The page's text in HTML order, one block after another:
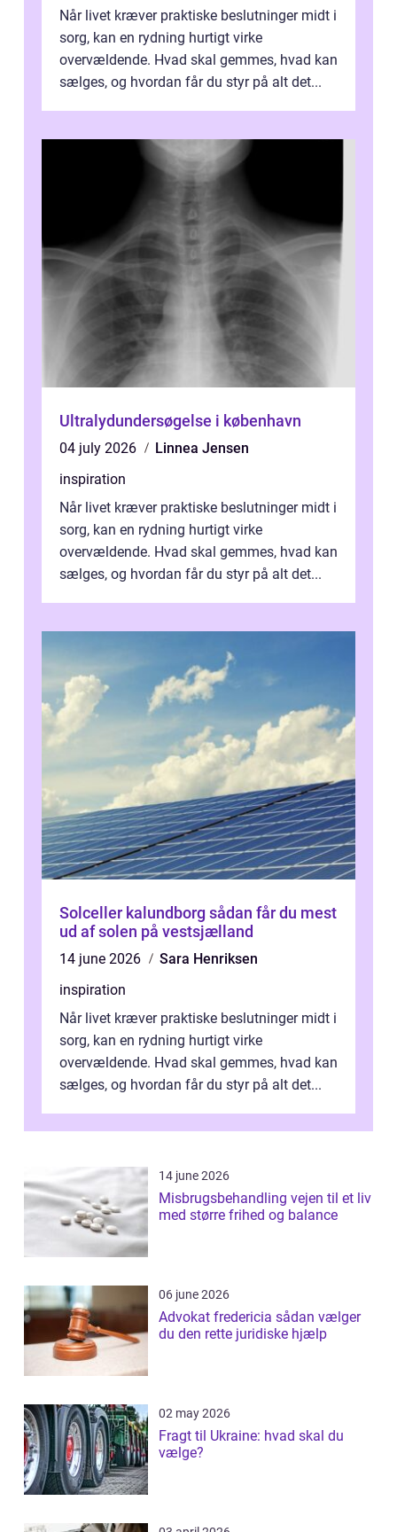
Når livet kræver praktiske beslutninger midt i
sorg, kan en rydning hurtigt virke
overvældende. Hvad skal gemmes, hvad kan
sælges, og hvordan får du styr på alt det...
Ultralydundersøgelse i københavn
04 july 2026
Linnea Jensen
inspiration
Når livet kræver praktiske beslutninger midt i
sorg, kan en rydning hurtigt virke
overvældende. Hvad skal gemmes, hvad kan
sælges, og hvordan får du styr på alt det...
Solceller kalundborg sådan får du mest
ud af solen på vestsjælland
14 june 2026
Sara Henriksen
inspiration
Når livet kræver praktiske beslutninger midt i
sorg, kan en rydning hurtigt virke
overvældende. Hvad skal gemmes, hvad kan
sælges, og hvordan får du styr på alt det...
14 june 2026
Misbrugsbehandling vejen til et liv
med større frihed og balance
06 june 2026
Advokat fredericia sådan vælger
du den rette juridiske hjælp
02 may 2026
Fragt til Ukraine: hvad skal du
vælge?